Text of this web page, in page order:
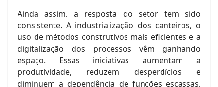
Ainda assim, a resposta do setor tem sido
consistente. A industrialização dos canteiros, o
uso de métodos construtivos mais eficientes e a
digitalização dos processos vêm ganhando
espaço. Essas iniciativas aumentam a
produtividade, reduzem desperdícios e
diminuem a dependência de funções escassas,